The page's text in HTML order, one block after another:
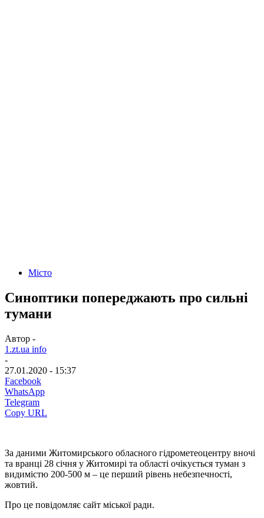
Місто
Синоптики попереджають про сильні
тумани
Автор -
1.zt.ua info
-
27.01.2020 - 15:37
Facebook
WhatsApp
Telegram
Copy URL
За даними Житомирського обласного гідрометеоцентру вночі
та вранці 28 січня у Житомирі та області очікується туман з
видимістю 200-500 м – це перший рівень небезпечності,
жовтий.
Про це повідомляє сайт міської ради.